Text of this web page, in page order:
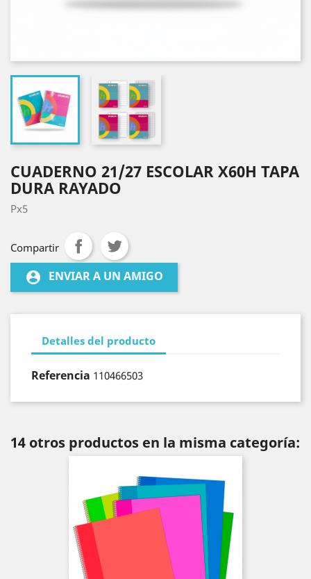
CUADERNO 21/27 ESCOLAR X60H TAPA
DURA RAYADO
Px5
Compartir
account_circle ENVIAR A UN AMIGO
Detalles del producto
Referencia 110466503
14 otros productos en la misma categoría: